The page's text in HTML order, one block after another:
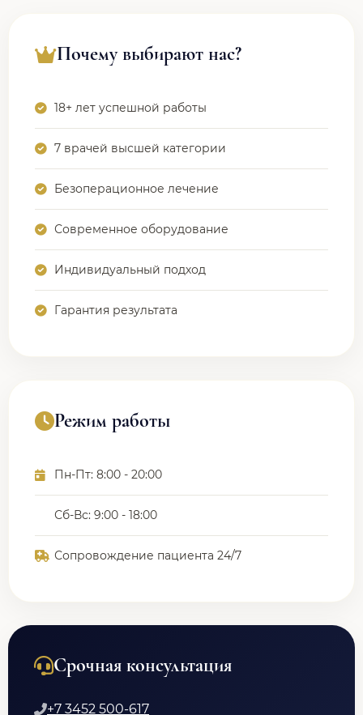
Почему выбирают нас?
18+ лет успешной работы
7 врачей высшей категории
Безоперационное лечение
Современное оборудование
Индивидуальный подход
Гарантия результата
Режим работы
Пн-Пт: 8:00 - 20:00
Сб-Вс: 9:00 - 18:00
Сопровождение пациента 24/7
Срочная консультация
+7 3452 500-617